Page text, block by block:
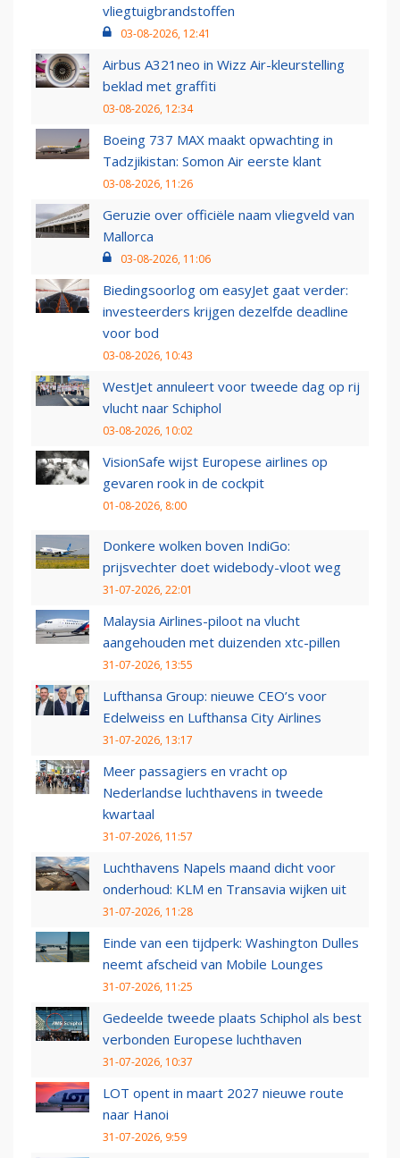
vliegtuigbrandstoffen
03-08-2026, 12:41
Airbus A321neo in Wizz Air-kleurstelling
beklad met graffiti
03-08-2026, 12:34
Boeing 737 MAX maakt opwachting in
Tadzjikistan: Somon Air eerste klant
03-08-2026, 11:26
Geruzie over officiële naam vliegveld van
Mallorca
03-08-2026, 11:06
Biedingsoorlog om easyJet gaat verder:
investeerders krijgen dezelfde deadline
voor bod
03-08-2026, 10:43
WestJet annuleert voor tweede dag op rij
vlucht naar Schiphol
03-08-2026, 10:02
VisionSafe wijst Europese airlines op
gevaren rook in de cockpit
01-08-2026, 8:00
Donkere wolken boven IndiGo:
prijsvechter doet widebody-vloot weg
31-07-2026, 22:01
Malaysia Airlines-piloot na vlucht
aangehouden met duizenden xtc-pillen
31-07-2026, 13:55
Lufthansa Group: nieuwe CEO’s voor
Edelweiss en Lufthansa City Airlines
31-07-2026, 13:17
Meer passagiers en vracht op
Nederlandse luchthavens in tweede
kwartaal
31-07-2026, 11:57
Luchthavens Napels maand dicht voor
onderhoud: KLM en Transavia wijken uit
31-07-2026, 11:28
Einde van een tijdperk: Washington Dulles
neemt afscheid van Mobile Lounges
31-07-2026, 11:25
Gedeelde tweede plaats Schiphol als best
verbonden Europese luchthaven
31-07-2026, 10:37
LOT opent in maart 2027 nieuwe route
naar Hanoi
31-07-2026, 9:59